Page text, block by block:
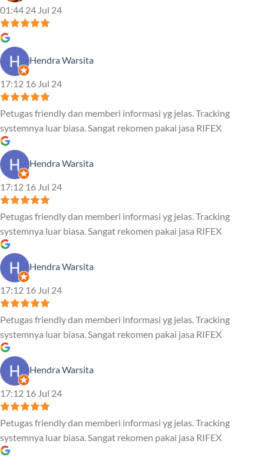
01:44 24 Jul 24
Hendra Warsita
17:12 16 Jul 24
Petugas friendly dan memberi informasi yg jelas. Tracking
systemnya luar biasa. Sangat rekomen pakai jasa RIFEX
Hendra Warsita
17:12 16 Jul 24
Petugas friendly dan memberi informasi yg jelas. Tracking
systemnya luar biasa. Sangat rekomen pakai jasa RIFEX
Hendra Warsita
17:12 16 Jul 24
Petugas friendly dan memberi informasi yg jelas. Tracking
systemnya luar biasa. Sangat rekomen pakai jasa RIFEX
Hendra Warsita
17:12 16 Jul 24
Petugas friendly dan memberi informasi yg jelas. Tracking
systemnya luar biasa. Sangat rekomen pakai jasa RIFEX